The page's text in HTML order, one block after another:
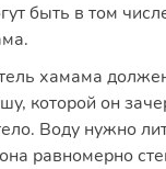
быть в том
хамама
которой он
Воду нужно
равномерно